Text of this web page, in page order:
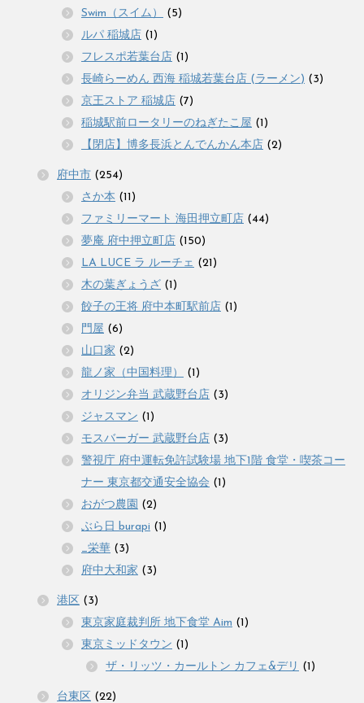
Swim（スイム）
(5)
ルパ 稲城店 (1)
フレスポ若葉台店 (1)
長崎らーめん 西海 稲城若葉台店 (ラーメン) (3)
京王ストア 稲城店 (7)
稲城駅前ロータリーのねぎたこ屋 (1)
【閉店】博多長浜とんでんかん本店 (2)
府中市 (254)
さか本 (11)
ファミリーマート 海田押立町店 (44)
夢庵 府中押立町店 (150)
LA LUCE ラ ルーチェ (21)
木の葉ぎょうざ (1)
餃子の王将 府中本町駅前店 (1)
門屋 (6)
山口家 (2)
龍ノ家（中国料理）
(1)
オリジン弁当 武蔵野台店 (3)
ジャスマン (1)
モスバーガー 武蔵野台店 (3)
警視庁 府中運転免許試験場 地下1階 食堂・喫茶コー
ナー 東京都交通安全協会 (1)
おがつ農園 (2)
ぶら日 burapi (1)
_栄華 (3)
府中大和家 (3)
港区 (3)
東京家庭裁判所 地下食堂 Aim (1)
東京ミッドタウン (1)
ザ・リッツ・カールトン カフェ&デリ (1)
台東区 (22)